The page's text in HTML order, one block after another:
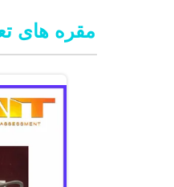
مقره های